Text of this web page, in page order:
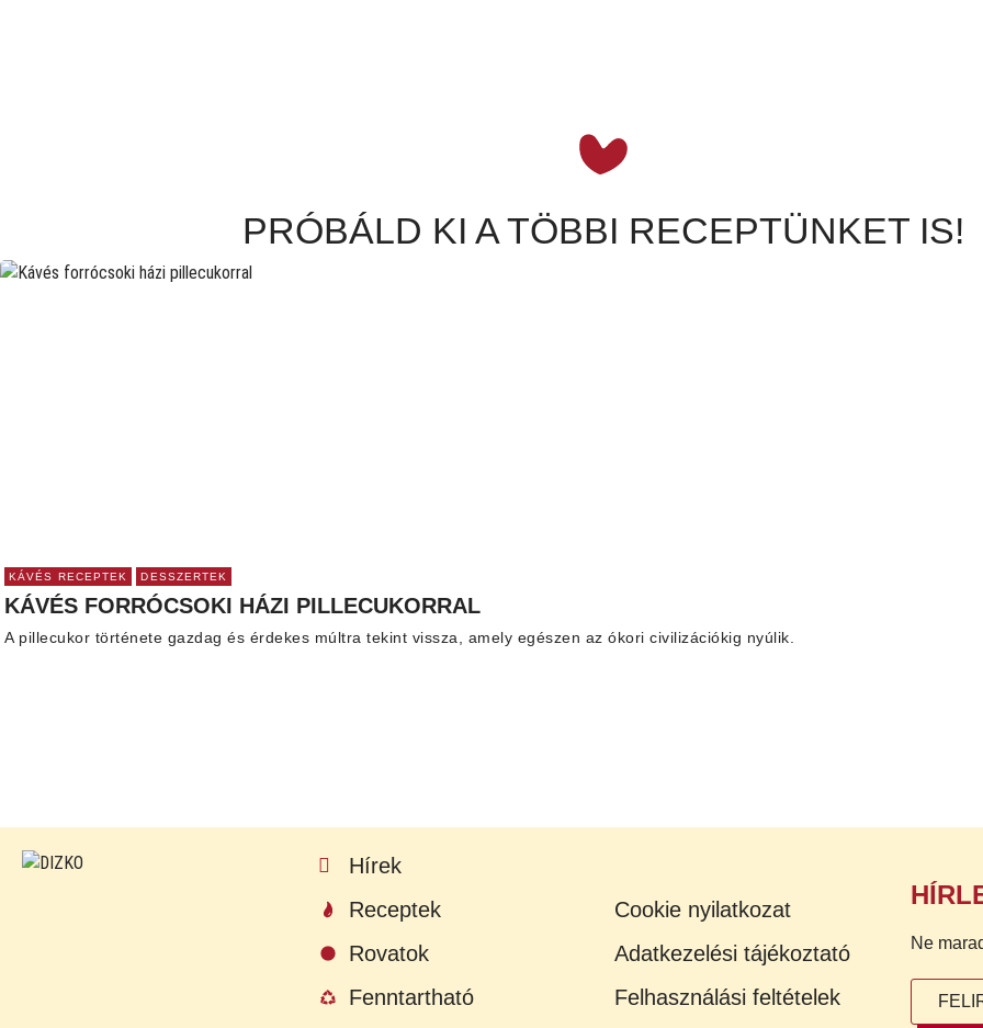
PRÓBÁLD KI A TÖBBI RECEPTÜNKET IS!
KÁVÉS RECEPTEK DESSZERTEK
KÁVÉS FORRÓCSOKI HÁZI PILLECUKORRAL
A pillecukor története gazdag és érdekes múltra tekint vissza, amely egészen az ókori civilizációkig nyúlik.
Hírek
Receptek
Rovatok
Fenntartható
Cookie nyilatkozat
Adatkezelési tájékoztató
Felhasználási feltételek
Ne